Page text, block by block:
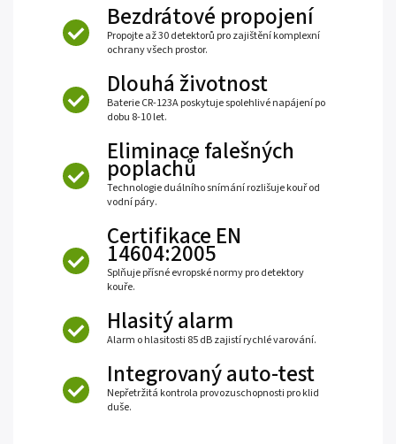
Bezdrátové propojení
Propojte až 30 detektorů pro zajištění komplexní
ochrany všech prostor.
Dlouhá životnost
Baterie CR-123A poskytuje spolehlivé napájení po
dobu 8-10 let.
Eliminace falešných
poplachů
Technologie duálního snímání rozlišuje kouř od
vodní páry.
Certifikace EN
14604:2005
Splňuje přísné evropské normy pro detektory
kouře.
Hlasitý alarm
Alarm o hlasitosti 85 dB zajistí rychlé varování.
Integrovaný auto-test
Nepřetržitá kontrola provozuschopnosti pro klid
duše.